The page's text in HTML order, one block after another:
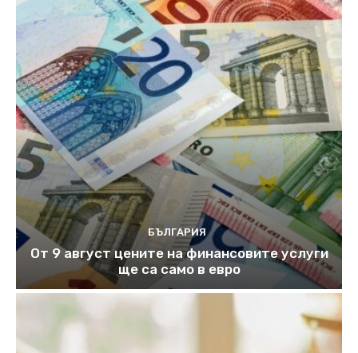
БЪЛГАРИЯ
От 9 август цените на финансовите услуги
ще са само в евро